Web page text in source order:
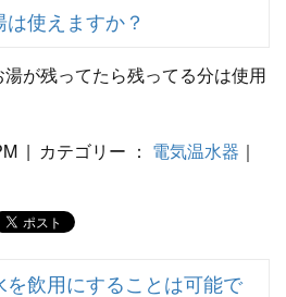
使えますか？
が残ってたら残ってる分は使用
| カテゴリー ： 電気温水器 ｜
飲用にすることは可能で